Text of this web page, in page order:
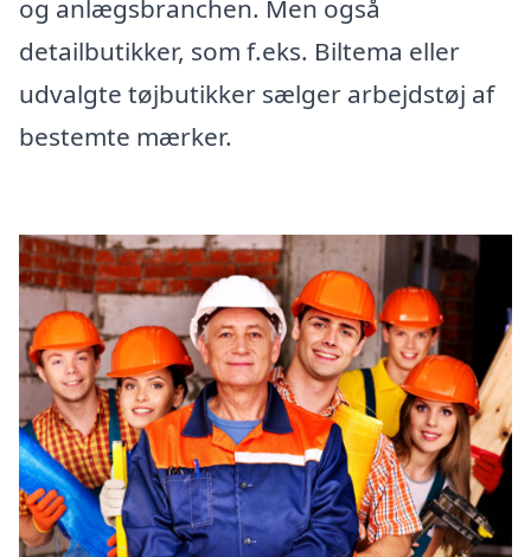
og anlægsbranchen. Men også
detailbutikker, som f.eks. Biltema eller
udvalgte tøjbutikker sælger arbejdstøj af
bestemte mærker.